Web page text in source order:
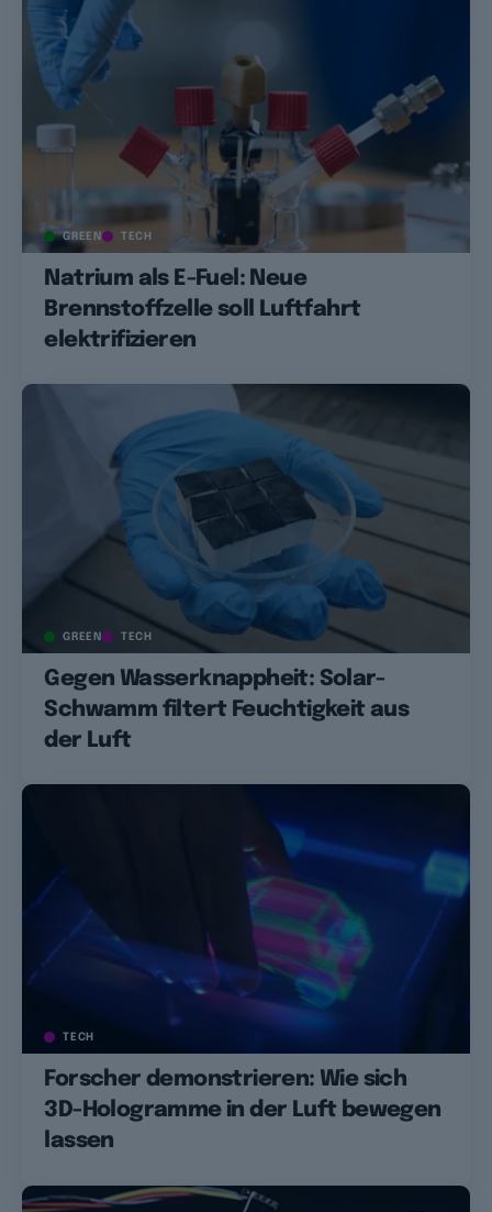
GREEN TECH
Natrium als E-Fuel: Neue
Brennstoffzelle soll Luftfahrt
elektrifizieren
GREEN TECH
Gegen Wasserknappheit: Solar-
Schwamm filtert Feuchtigkeit aus
der Luft
TECH
Forscher demonstrieren: Wie sich
3D-Hologramme in der Luft bewegen
lassen